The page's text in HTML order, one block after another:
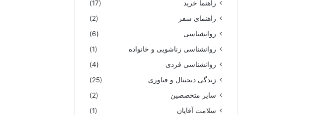
راهنما خرید
(17)
راهنمای سفر
(2)
روانشناسی
(6)
روانشناسی زناشویی و خانواده
(1)
روانشناسی فردی
(4)
زندگی دیجیتال و فناوری
(25)
سایر متخصصین
(2)
سلامت آقایان
(1)